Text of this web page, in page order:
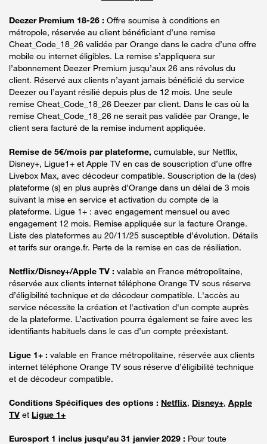
Deezer Premium 18-26 : Offre soumise à conditions en
métropole, réservée au client bénéficiant d’une remise
Cheat_Code_18_26 validée par Orange dans le cadre d’une offre
mobile ou internet éligibles. La remise s’appliquera sur
l’abonnement Deezer Premium jusqu’aux 26 ans révolus du
client. Réservé aux clients n’ayant jamais bénéficié du service
Deezer ou l’ayant résilié depuis plus de 12 mois. Une seule
remise Cheat_Code_18_26 Deezer par client. Dans le cas où la
remise Cheat_Code_18_26 ne serait pas validée par Orange, le
client sera facturé de la remise indument appliquée.
Remise de 5€/mois par plateforme, cumulable, sur Netflix,
Disney+, Ligue1+ et Apple TV en cas de souscription d’une offre
Livebox Max, avec décodeur compatible. Souscription de la (des)
plateforme (s) en plus auprès d’Orange dans un délai de 3 mois
suivant la mise en service et activation du compte de la
plateforme. Ligue 1+ : avec engagement mensuel ou avec
engagement 12 mois. Remise appliquée sur la facture Orange.
Liste des plateformes au 20/11/25 susceptible d’évolution. Détails
et tarifs sur orange.fr. Perte de la remise en cas de résiliation.
Netflix/Disney+/Apple TV : valable en France métropolitaine,
réservée aux clients internet téléphone Orange TV sous réserve
d’éligibilité technique et de décodeur compatible. L'accès au
service nécessite la création et l'activation d'un compte auprès
de la plateforme. L’activation pourra également se faire avec les
identifiants habituels dans le cas d’un compte préexistant.
Ligue 1+ : valable en France métropolitaine, réservée aux clients
internet téléphone Orange TV sous réserve d’éligibilité technique
et de décodeur compatible.
Conditions Spécifiques des options : Netflix, Disney+, Apple
TV et Ligue 1+
Eurosport 1 inclus jusqu’au 31 janvier 2029 : Pour toute